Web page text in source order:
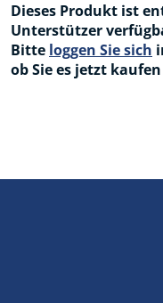
Dieses Produkt ist
Unterstützer
Bitte loggen Sie sich
ob Sie es jetzt